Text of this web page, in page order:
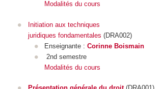
Modalités du cours
Initiation aux techniques
juridiques fondamentales (DRA002)
Enseignante :Corinne Boismain
2nd semestre
Modalités du cours